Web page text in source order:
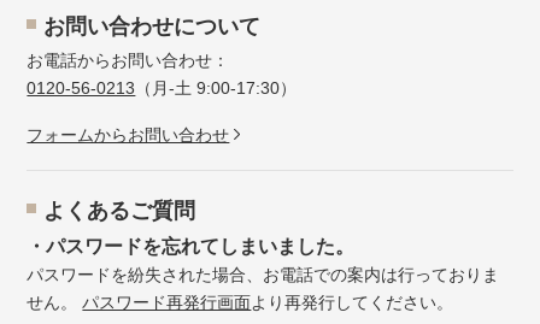
お問い合わせについて
お電話からお問い合わせ：
0120-56-0213 （月-土 9:00-17:30）
フォームからお問い合わせ
よくあるご質問
・パスワードを忘れてしまいました。
パスワードを紛失された場合、お電話での案内は行っておりま
せん。パスワード再発行画面より再発行してください。